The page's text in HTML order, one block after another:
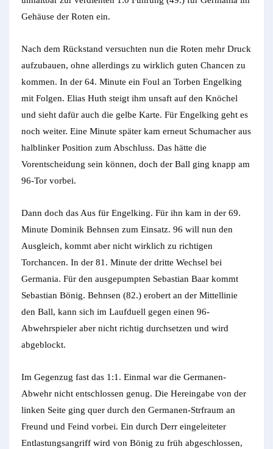
Gehäuse der Roten ein.
Nach dem Rückstand versuchten nun die Roten mehr Druck
aufzubauen, ohne allerdings zu wirklich guten Chancen zu
kommen. In der 64. Minute ein Foul an Torben Engelking
mit Folgen. Elias Huth steigt ihm unsaft auf den Knöchel
und sieht dafür auch die gelbe Karte. Für Engelking geht es
noch weiter. Eine Minute später kam erneut Schumacher aus
halblinker Position zum Abschluss. Das hätte die
Vorentscheidung sein können, doch der Ball ging knapp am
96-Tor vorbei.
Dann doch das Aus für Engelking. Für ihn kam in der 69.
Minute Dominik Behnsen zum Einsatz. 96 will nun den
Ausgleich, kommt aber nicht wirklich zu richtigen
Torchancen. In der 81. Minute der dritte Wechsel bei
Germania. Für den ausgepumpten Sebastian Baar kommt
Sebastian Bönig. Behnsen (82.) erobert an der Mittellinie
den Ball, kann sich im Laufduell gegen einen 96-
Abwehrspieler aber nicht richtig durchsetzen und wird
abgeblockt.
Im Gegenzug fast das 1:1. Einmal war die Germanen-
Abwehr nicht entschlossen genug. Die Hereingabe von der
linken Seite ging quer durch den Germanen-Strfraum an
Freund und Feind vorbei. Ein durch Derr eingeleiteter
Entlastungsangriff wird von Bönig zu früh abgeschlossen,